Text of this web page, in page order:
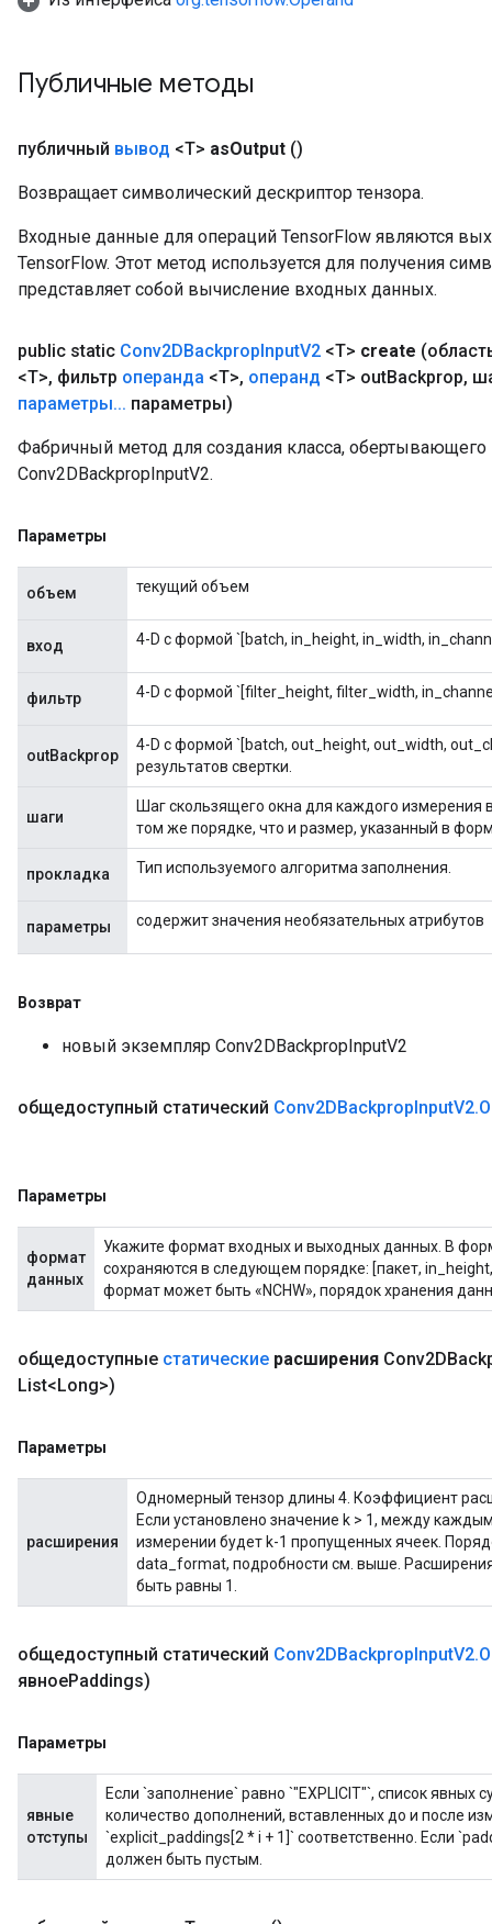
Публичные методы
публичный вывод <T> asOutput ()
Возвращает символический дескриптор тензора.
Входные данные для операций TensorFlow являются
TensorFlow. Этот метод используется для получения
представляет собой вычисление входных данных.
public static Conv2DBackpropInputV2 <T> create
<T>, фильтр операнда <T>, операнд <T> outBackprop,
параметры... параметры)
Фабричный метод для создания класса,
Conv2DBackpropInputV2.
Параметры
объем текущий объем
вход 4-D с формой `[batch, in_height, in_width,
фильтр 4-D с формой `[filter_height, filter_width,
outBackprop
4-D с формой `[batch, out_height, out_width,
результатов свертки.
шаги
Шаг скользящего окна для каждого
том же порядке, что и размер, указанный в
прокладка Тип используемого алгоритма заполнения.
параметры содержит значения необязательных атрибутов
Возврат
новый экземпляр Conv2DBackpropInputV2
общедоступный статический Conv2DBackpropInputV2.
Параметры
формат
данных
Укажите формат входных и выходных данных. В
сохраняются в следующем порядке: [пакет,
формат может быть «NCHW», порядок хранения
общедоступные статические расширения
List<Long>)
Параметры
расширения
Одномерный тензор длины 4. Коэффициент
Если установлено значение k > 1, между
измерении будет k-1 пропущенных ячеек.
data_format, подробности см. выше.
быть равны 1.
общедоступный статический Conv2DBackpropInputV2.
явноеPaddings)
Параметры
явные
отступы
Если `заполнение` равно `"EXPLICIT"`, список
количество дополнений, вставленных до и после
`explicit_paddings[2 * i + 1]` соответственно. Если
должен быть пустым.